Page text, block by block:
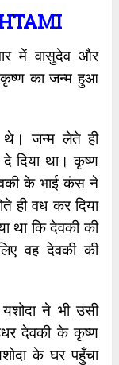
में वासुदेव और
कृष्ण का जन्म हुआ
थे। जन्म लेते ही
दिया था। कृष्ण
के भाई कंस ने
ही वध कर दिया
था कि देवकी की
वह देवकी की
ने भी उसी
देवकी के कृष्ण
के घर पहुँचा